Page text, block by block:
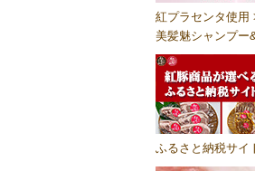
紅プラセンタ使用
美髪魅シャンプー
ふるさと納税サイ